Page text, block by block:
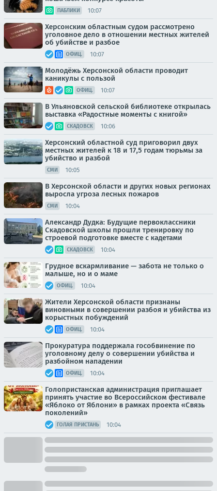
ПАБЛИКИ 10:07
Херсонским областным судом рассмотрено
уголовное дело в отношении местных жителей
об убийстве и разбое
ОФИЦ. 10:07
Молодёжь Херсонской области проводит
каникулы с пользой
ОФИЦ. 10:07
В Ульяновской сельской библиотеке открылась
выставка «Радостные моменты с книгой»
СКАДОВСК 10:06
Херсонский областной суд приговорил двух
местных жителей к 18 и 17,5 годам тюрьмы за
убийство и разбой
СМИ 10:05
В Херсонской области и других новых регионах
выросла угроза лесных пожаров
СМИ 10:04
Александр Дудка: Будущие первоклассники
Скадовской школы прошли тренировку по
строевой подготовке вместе с кадетами
СКАДОВСК 10:04
Грудное вскармливание — забота не только о
малыше, но и о маме
ОФИЦ. 10:04
Жители Херсонской области признаны
виновными в совершении разбоя и убийства из
корыстных побуждений
ОФИЦ. 10:04
Прокуратура поддержала гособвинение по
уголовному делу о совершении убийства и
разбойном нападении
ОФИЦ. 10:04
Голопристанская администрация приглашает
принять участие во Всероссийском фестивале
«Яблоко от Яблони» в рамках проекта «Связь
поколений»
ГОЛАЯ ПРИСТАНЬ 10:04